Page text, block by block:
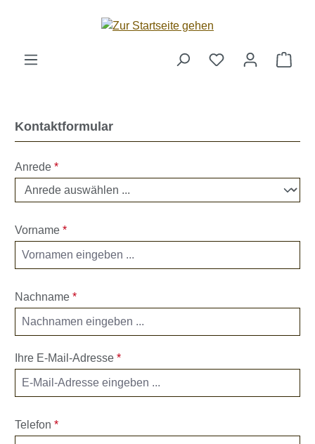
Zum Hauptinhalt springen
Kontaktformular
Anrede *
Vorname *
Nachname *
Ihre E-Mail-Adresse *
Telefon *